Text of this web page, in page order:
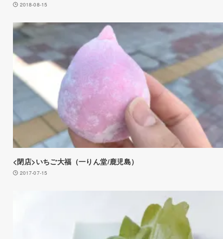
2018-08-15
<閉店>いちご大福（一りん堂/鹿児島）
2017-07-15